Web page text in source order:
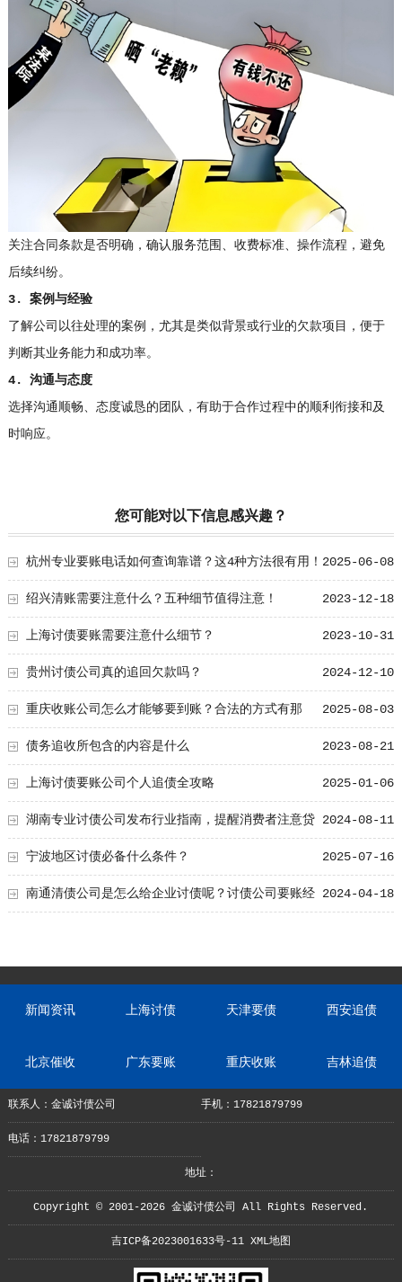
关注合同条款是否明确，确认服务范围、收费标准、操作流程，避免
后续纠纷。
3. 案例与经验
了解公司以往处理的案例，尤其是类似背景或行业的欠款项目，便于
判断其业务能力和成功率。
4. 沟通与态度
选择沟通顺畅、态度诚恳的团队，有助于合作过程中的顺利衔接和及
时响应。
您可能对以下信息感兴趣？
2025-06-08
杭州专业要账电话如何查询靠谱？这4种方法很有用！
2023-12-18
绍兴清账需要注意什么？五种细节值得注意！
2023-10-31
上海讨债要账需要注意什么细节？
2024-12-10
贵州讨债公司真的追回欠款吗？
2025-08-03
重庆收账公司怎么才能够要到账？合法的方式有那
些！ 2023-08-21
债务追收所包含的内容是什么
2025-01-06
上海讨债要账公司个人追债全攻略
2024-08-11
湖南专业讨债公司发布行业指南，提醒消费者注意贷
款纠纷细节 2025-07-16
宁波地区讨债必备什么条件？
2024-04-18
南通清债公司是怎么给企业讨债呢？讨债公司要账经
新闻资讯 上海讨债 天津要债 西安追债
北京催收 广东要账 重庆收账 吉林追债
联系人：金诚讨债公司 手机：17821879799
电话：17821879799
地址：
Copyright © 2001-2026 金诚讨债公司 All Rights Reserved.
吉ICP备2023001633号-11 XML地图